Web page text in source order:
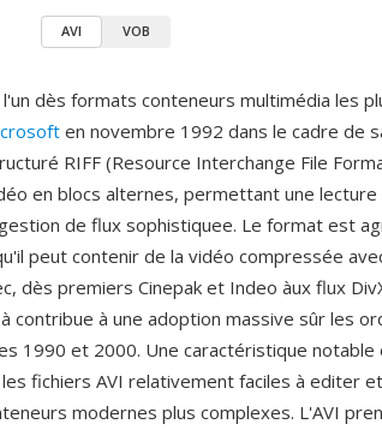
AVI VOB
dès formats conteneurs multimédia les
en novembre 1992 dans le cadre de
RIFF (Resource Interchange File
en blocs alternes, permettant une lecture
de flux sophistiquee. Le format est
peut contenir de la vidéo compressée
dès premiers Cinepak et Indeo àux flux
contribue à une adoption massive sûr les
1990 et 2000. Une caractéristique notable
fichiers AVI relativement faciles à editer
modernes plus complexes. L'AVI